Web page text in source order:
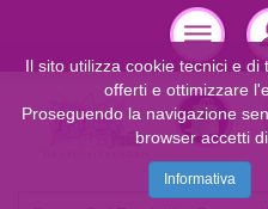
Il sito utilizza cookie tecnici e
offerti e ottimizzare
Proseguendo la navigazione
browser accetti
Informativa